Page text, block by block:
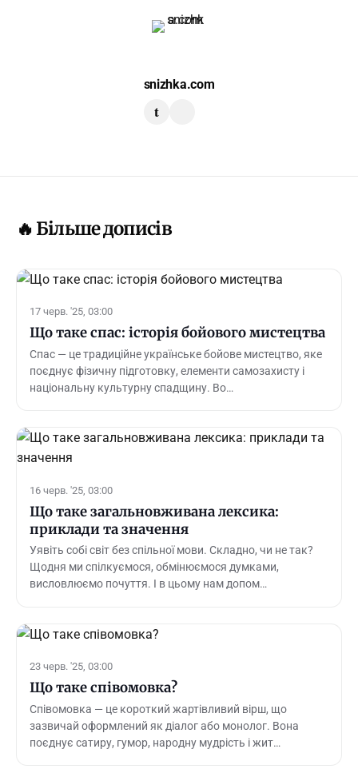
snizhka.com
t
🔥 Більше дописів
17 черв. '25, 03:00
Що таке спас: історія бойового мистецтва
Спас — це традиційне українське бойове мистецтво, яке
поєднує фізичну підготовку, елементи самозахисту і
національну культурну спадщину. Во…
16 черв. '25, 03:00
Що таке загальновживана лексика:
приклади та значення
Уявіть собі світ без спільної мови. Складно, чи не так?
Щодня ми спілкуємося, обмінюємося думками,
висловлюємо почуття. І в цьому нам допом…
23 черв. '25, 03:00
Що таке співомовка?
Співомовка — це короткий жартівливий вірш, що
зазвичай оформлений як діалог або монолог. Вона
поєднує сатиру, гумор, народну мудрість і жит…